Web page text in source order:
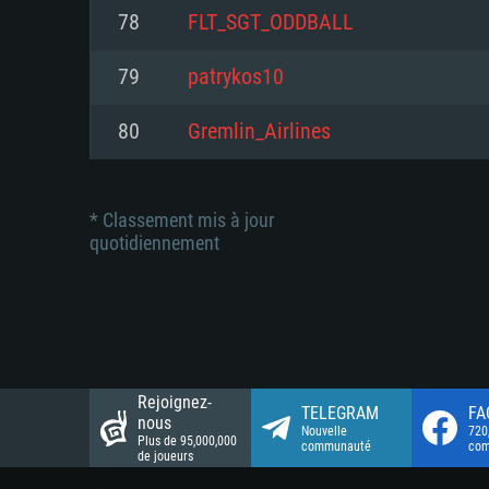
Disque dur: 23.1 Go (client
Disque dur: 62,2 Go (client
Connection: Connexion Internet
Disque dur: 62,2 Go (client
78 FLT_SGT_ODDBALL
79 patrykos10
80 Gremlin_Airlines
* Classement mis à jour
quotidiennement
Rejoignez-
nous
Plus de 95,000,000
de joueurs
TELEGRAM
Nouvelle
communauté